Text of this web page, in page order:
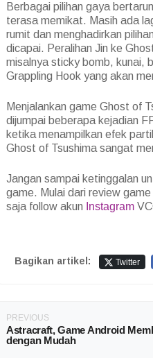
Berbagai pilihan gaya
terasa memikat. Masih ada
rumit dan menghadirkan
dicapai. Peralihan Jin ke
misalnya sticky bomb, kunai,
Grappling Hook yang akan
Menjalankan game Ghost of
dijumpai beberapa kejadian
ketika menampilkan efek
Ghost of Tsushima sangat
Jangan sampai ketinggalan
game. Mulai dari review
saja follow akun Instagram
Bagikan artikel: Twitter
PREVIOUS
Astracraft, Game Android
dengan Mudah